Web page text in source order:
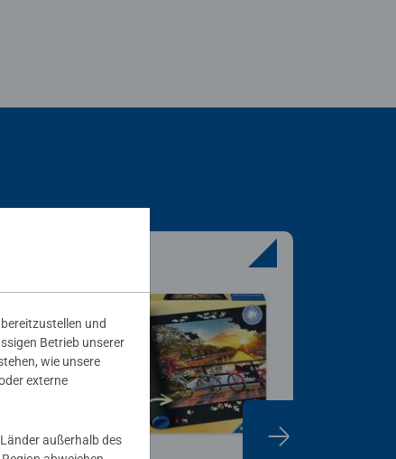
und
Betrieb unserer
wie unsere
externe
außerhalb des